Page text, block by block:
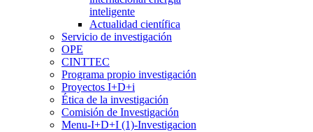
inteligente
Actualidad científica
Servicio de investigación
OPE
CINTTEC
Programa propio investigación
Proyectos I+D+i
Ética de la investigación
Comisión de Investigación
Menu-I+D+I (1)-Investigacion